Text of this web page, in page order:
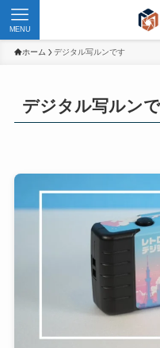
MENU
ホーム デジタル写ルンです
デジタル写ルン